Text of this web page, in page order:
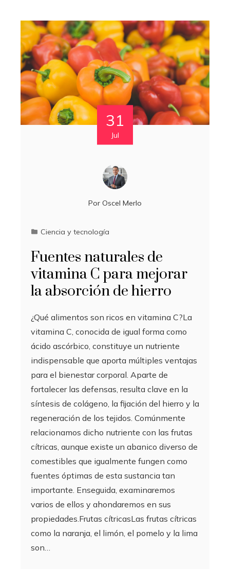
31
Jul
Por Oscel Merlo
Ciencia y tecnología
Fuentes naturales de
vitamina C para mejorar
la absorción de hierro
¿Qué alimentos son ricos en vitamina C?La
vitamina C, conocida de igual forma como
ácido ascórbico, constituye un nutriente
indispensable que aporta múltiples ventajas
para el bienestar corporal. Aparte de
fortalecer las defensas, resulta clave en la
síntesis de colágeno, la fijación del hierro y la
regeneración de los tejidos. Comúnmente
relacionamos dicho nutriente con las frutas
cítricas, aunque existe un abanico diverso de
comestibles que igualmente fungen como
fuentes óptimas de esta sustancia tan
importante. Enseguida, examinaremos
varios de ellos y ahondaremos en sus
propiedades.Frutas cítricasLas frutas cítricas
como la naranja, el limón, el pomelo y la lima
son…